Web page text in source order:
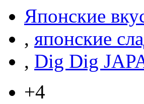
Японские
, японские
, Dig Dig
+4